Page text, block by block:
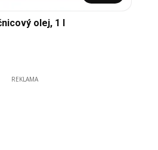
olej, 1 l
REKLAMA